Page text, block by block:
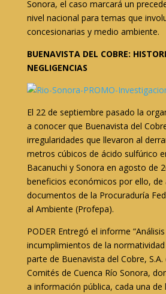
Sonora, el caso marcará un
nivel nacional para temas que
concesionarias y medio ambiente.
BUENAVISTA DEL COBRE:
NEGLIGENCIAS
El 22 de septiembre pasado la
a conocer que Buenavista del
irregularidades que llevaron al
metros cúbicos de ácido sulfúrico
Bacanuchi y Sonora en agosto de
beneficios económicos por ello, de
documentos de la Procuraduría
al Ambiente (Profepa).
PODER Entregó el informe
incumplimientos de la
parte de Buenavista del Cobre, S.A.
Comités de Cuenca Río Sonora,
a información pública, cada una de